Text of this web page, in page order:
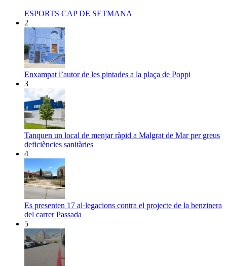
ESPORTS CAP DE SETMANA
2
Enxampat l’autor de les pintades a la plaça de Poppi
3
Tanquen un local de menjar ràpid a Malgrat de Mar per greus
deficiències sanitàries
4
Es presenten 17 al·legacions contra el projecte de la benzinera
del carrer Passada
5